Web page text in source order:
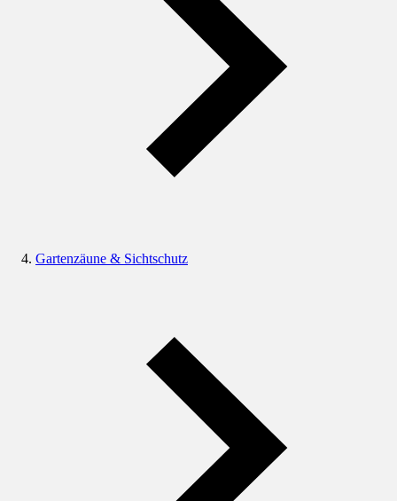
Gartenzäune & Sichtschutz